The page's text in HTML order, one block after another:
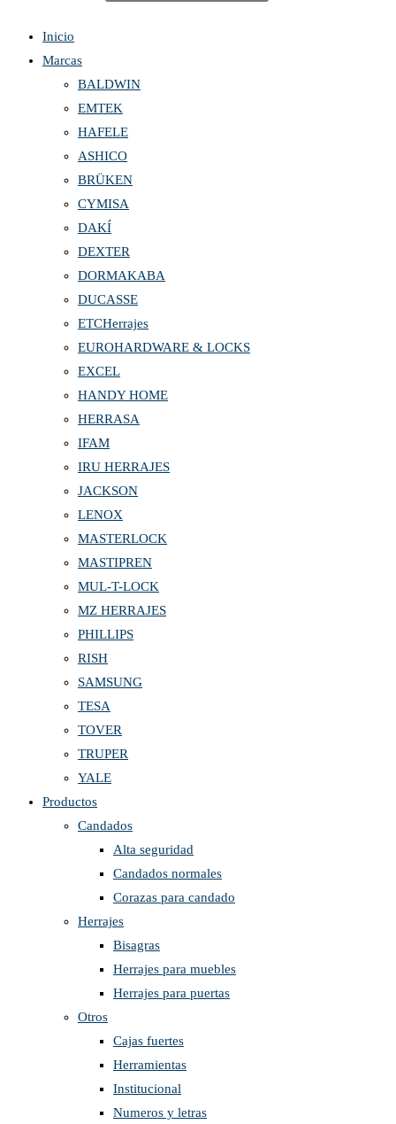
Inicio
Marcas
BALDWIN
EMTEK
HAFELE
ASHICO
BRÜKEN
CYMISA
DAKÍ
DEXTER
DORMAKABA
DUCASSE
ETCHerrajes
EUROHARDWARE & LOCKS
EXCEL
HANDY HOME
HERRASA
IFAM
IRU HERRAJES
JACKSON
LENOX
MASTERLOCK
MASTIPREN
MUL-T-LOCK
MZ HERRAJES
PHILLIPS
RISH
SAMSUNG
TESA
TOVER
TRUPER
YALE
Productos
Candados
Alta seguridad
Candados normales
Corazas para candado
Herrajes
Bisagras
Herrajes para muebles
Herrajes para puertas
Otros
Cajas fuertes
Herramientas
Institucional
Numeros y letras